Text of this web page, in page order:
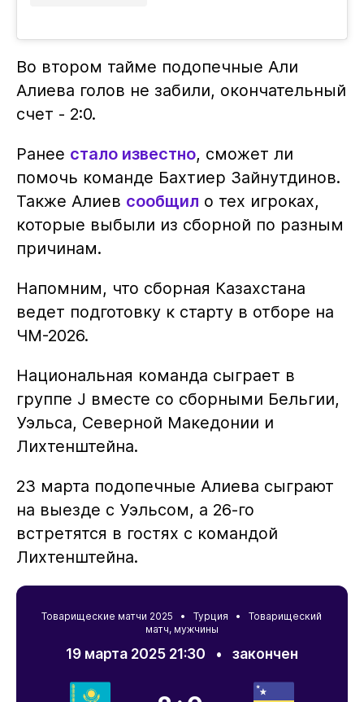
Во втором тайме подопечные Али
Алиева голов не забили, окончательный
счет - 2:0.
Ранее стало известно, сможет ли
помочь команде Бахтиер Зайнутдинов.
Также Алиев сообщил о тех игроках,
которые выбыли из сборной по разным
причинам.
Напомним, что сборная Казахстана
ведет подготовку к старту в отборе на
ЧМ-2026.
Национальная команда сыграет в
группе J вместе со сборными Бельгии,
Уэльса, Северной Македонии и
Лихтенштейна.
23 марта подопечные Алиева сыграют
на выезде с Уэльсом, а 26-го
встретятся в гостях с командой
Лихтенштейна.
Товарищеские матчи 2025 •Турция • Товарищеский
матч, мужчины
19 марта 2025 21:30 • закончен